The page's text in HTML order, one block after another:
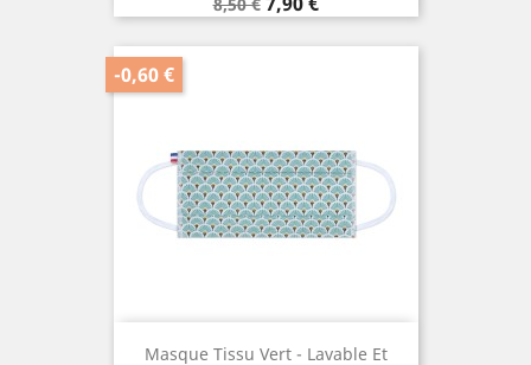
de
base
Masque Tissu Vert - Lavable Et
-0,60 €